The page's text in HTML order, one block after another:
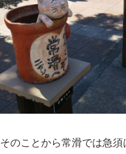
そのことから常滑では急